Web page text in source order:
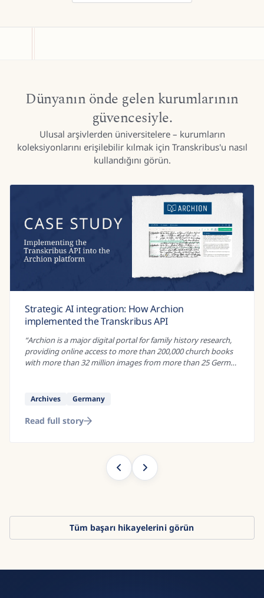
Dünyanın önde gelen kurumlarının
güvencesiyle.
Ulusal arşivlerden üniversitelere – kurumların
koleksiyonlarını erişilebilir kılmak için Transkribus'u nasıl
kullandığını görün.
Enevældens Nyheder Online: An award-winning
project to create digital versions of historical
“If you wanted to study social control under absolutist rule,
there are many historical sources that could be of interest.
Research Danish
Read full story
Tüm başarı hikayelerini görün